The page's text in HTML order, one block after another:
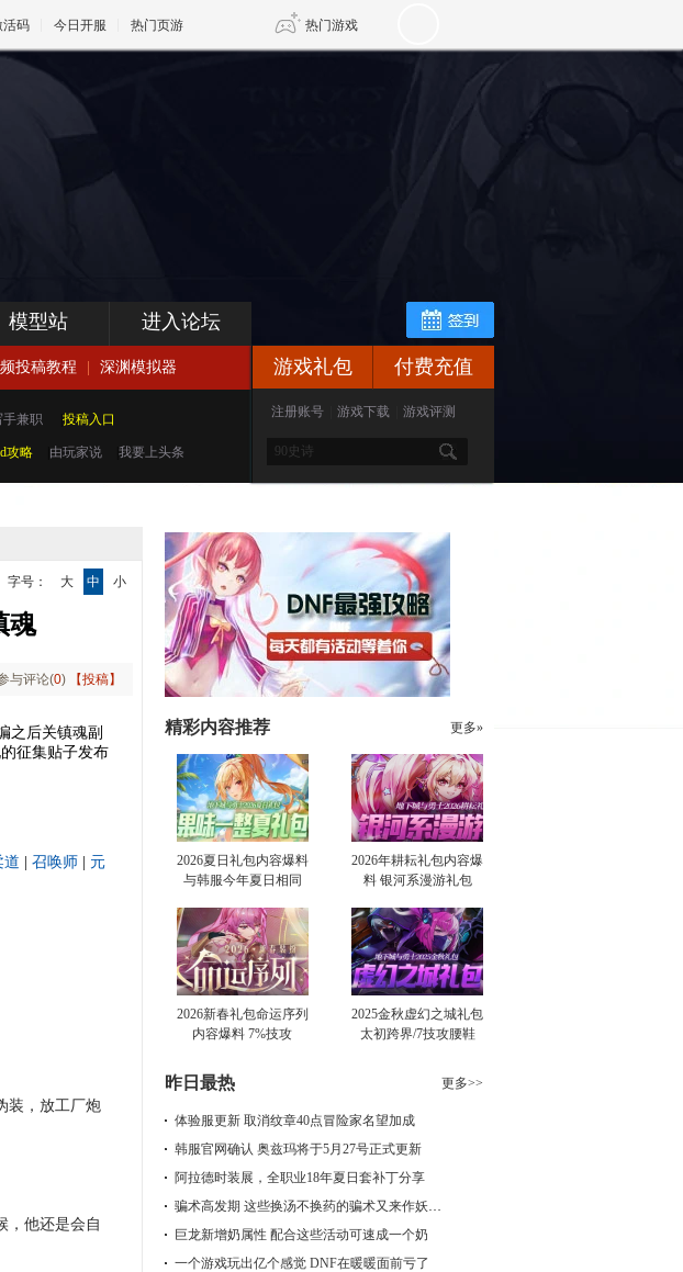
活码 今日开服 热门页游 热门游戏
模型站 进入论坛
投稿教程 深渊模拟器
手兼职 投稿入口
攻略 由玩家说 我要上头条
游戏礼包 付费充值
注册账号 游戏下载 游戏评测
字号： 大 中 小
魂
与评论(0) 【投稿】
之后关镇魂副
征集贴子发布
道 召唤师
元
装，放工厂炮
，他还是会自
精彩内容推荐 更多»
2026夏日礼包内容爆料
与韩服今年夏日相同
2026年耕耘礼包内容爆
料 银河系漫游礼包
2026新春礼包命运序列
内容爆料 7%技攻
2025金秋虚幻之城礼包
太初跨界/7技攻腰鞋
昨日最热 更多>>
体验服更新 取消纹章40点冒险家名望加成
韩服官网确认 奥兹玛将于5月27号正式更新
阿拉德时装展，全职业18年夏日套补丁分享
骗术高发期 这些换汤不换药的骗术又来作妖了
巨龙新增奶属性 配合这些活动可速成一个奶
一个游戏玩出亿个感觉 DNF在暖暖面前亏了